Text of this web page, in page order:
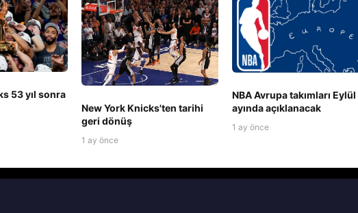
53 yıl sonra
New York Knicks'ten tarihi
geri dönüş
1 ay önce
NBA Avrupa takımları Eylül
ayında açıklanacak
1 ay önce